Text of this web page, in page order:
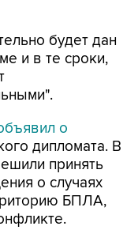
будет дан
и в те сроки,
о
дипломата. В
принять
о случаях
БПЛА,